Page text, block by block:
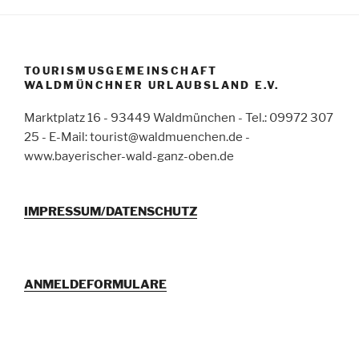
TOURISMUSGEMEINSCHAFT
WALDMÜNCHNER URLAUBSLAND E.V.
Marktplatz 16 - 93449 Waldmünchen - Tel.: 09972 307
25 - E-Mail: tourist@waldmuenchen.de -
www.bayerischer-wald-ganz-oben.de
IMPRESSUM/DATENSCHUTZ
ANMELDEFORMULARE